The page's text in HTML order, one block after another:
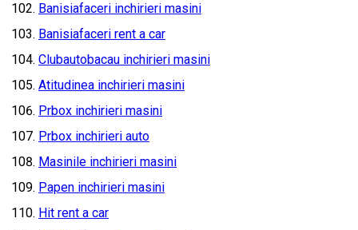
Banisiafaceri inchirieri masini
Banisiafaceri rent a car
Clubautobacau inchirieri masini
Atitudinea inchirieri masini
Prbox inchirieri masini
Prbox inchirieri auto
Masinile inchirieri masini
Papen inchirieri masini
Hit rent a car